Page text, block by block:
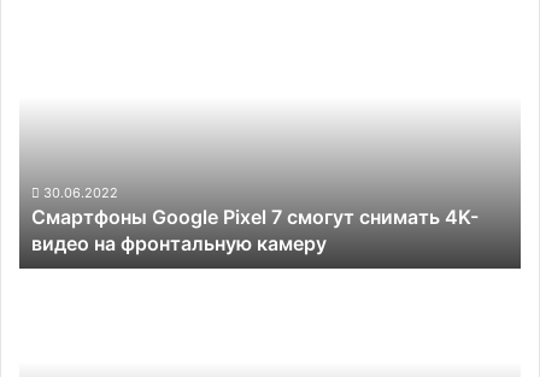
видео
на
фронтальную
камеру
30.06.2022
Смартфоны Google Pixel 7 смогут снимать 4K-
видео на фронтальную камеру